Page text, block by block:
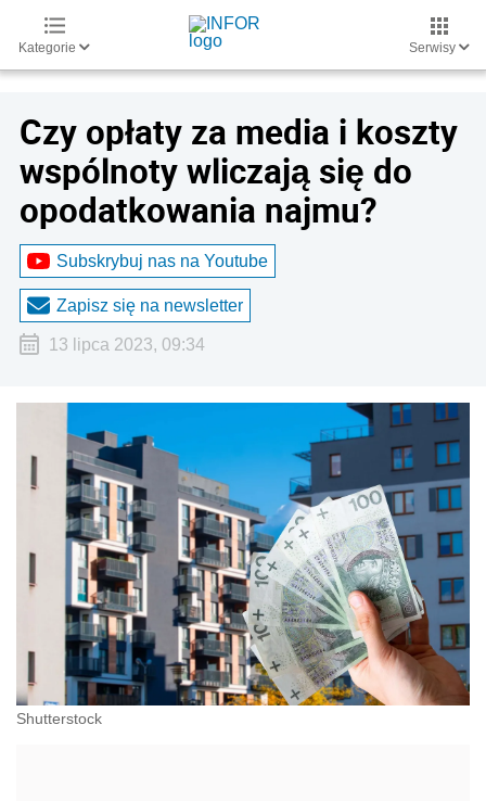
Kategorie Serwisy
Czy opłaty za media i koszty
wspólnoty wliczają się do
opodatkowania najmu?
Subskrybuj nas na Youtube
Zapisz się na newsletter
13 lipca 2023, 09:34
Shutterstock